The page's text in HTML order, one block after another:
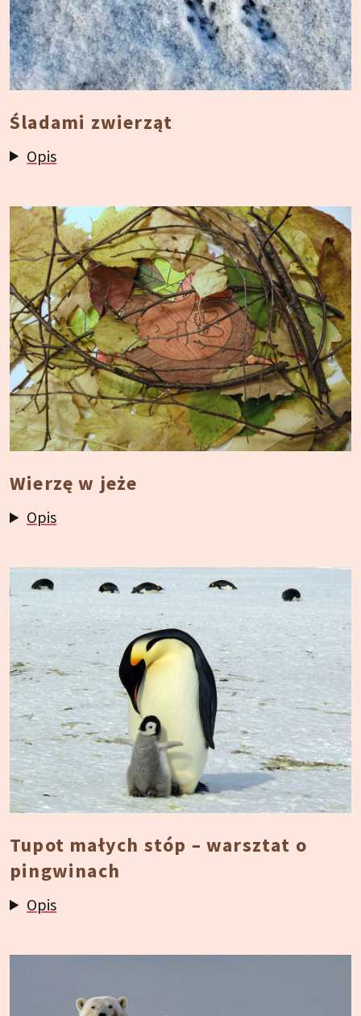
Śladami zwierząt
Opis
Wierzę w jeże
Opis
Tupot małych stóp – warsztat o
pingwinach
Opis